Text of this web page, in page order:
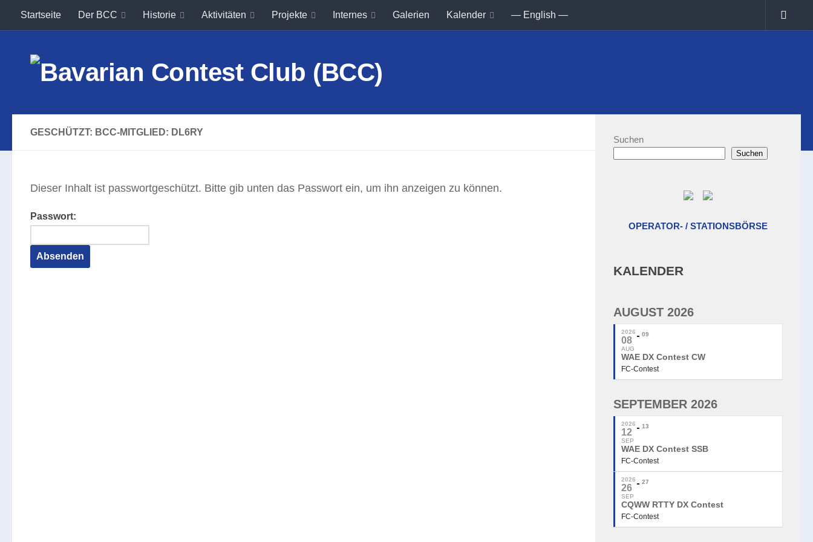
Unter dem Inhalt
Startseite Der BCC Historie Aktivitäten Projekte Internes Galerien Kalender — English —
GESCHÜTZT: BCC-MITGLIED: DL6RY
Dieser Inhalt ist passwortgeschützt. Bitte gib unten das Passwort ein, um ihn anzeigen zu können.
Passwort:
Suchen
Suchen
OPERATOR- / STATIONSBÖRSE
KALENDER
AUGUST 2026
2026
08
AUG
09
WAE DX Contest CW
FC-Contest
SEPTEMBER 2026
2026
12
SEP
13
WAE DX Contest SSB
FC-Contest
2026
26
SEP
27
CQWW RTTY DX Contest
FC-Contest